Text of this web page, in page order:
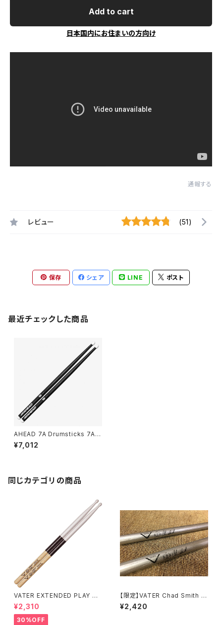
Add to cart
日本国内にお住まいの方向け
通報する
レビュー (51)
保存 シェア LINE ポスト
最近チェックした商品
AHEAD 7A Drumsticks 7A
ドラムスティック
¥7,012
同じカテゴリの商品
VATER EXTENDED PLAY パ
ワー5B 耐久力強化スティック V
EPP5BW
¥2,310
30%OFF
【限定】VATER Chad Smith 3
0th Anniversary Model Dru
m STICK (VHCS30)
¥2,420